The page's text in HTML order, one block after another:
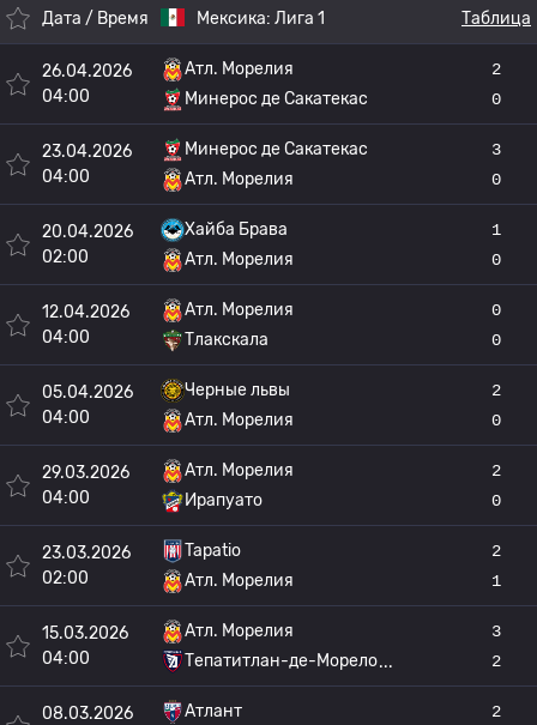
Дата / Время Мексика: Лига 1 Таблица
26.04.2026
04:00
Атл. Морелия
Минерос де Сакатекас
2
0
23.04.2026
04:00
Минерос де Сакатекас
Атл. Морелия
3
0
20.04.2026
02:00
Хайба Брава
Атл. Морелия
1
0
12.04.2026
04:00
Атл. Морелия
Тлакскала
0
0
05.04.2026
04:00
Черные львы
Атл. Морелия
2
0
29.03.2026
04:00
Атл. Морелия
Ирапуато
2
0
23.03.2026
02:00
Tapatio
Атл. Морелия
2
1
15.03.2026
04:00
Атл. Морелия
Тепатитлан-де-Морело
3
2
08.03.2026
Атлант
2